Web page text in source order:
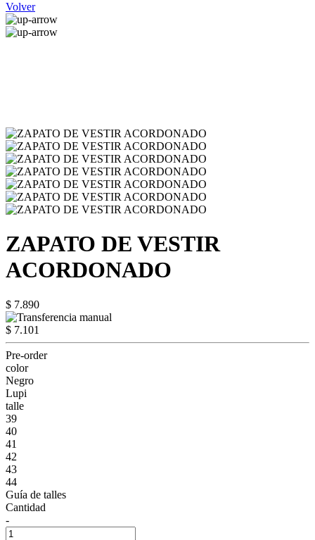
Volver
ZAPATO DE VESTIR
ACORDONADO
$ 7.890
$ 7.101
Pre-order
color
Negro
Lupi
talle
39
40
41
42
43
44
Guía de talles
Cantidad
-